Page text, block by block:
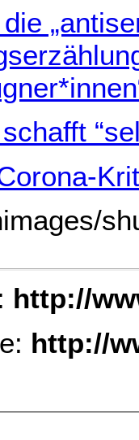
http://
http://